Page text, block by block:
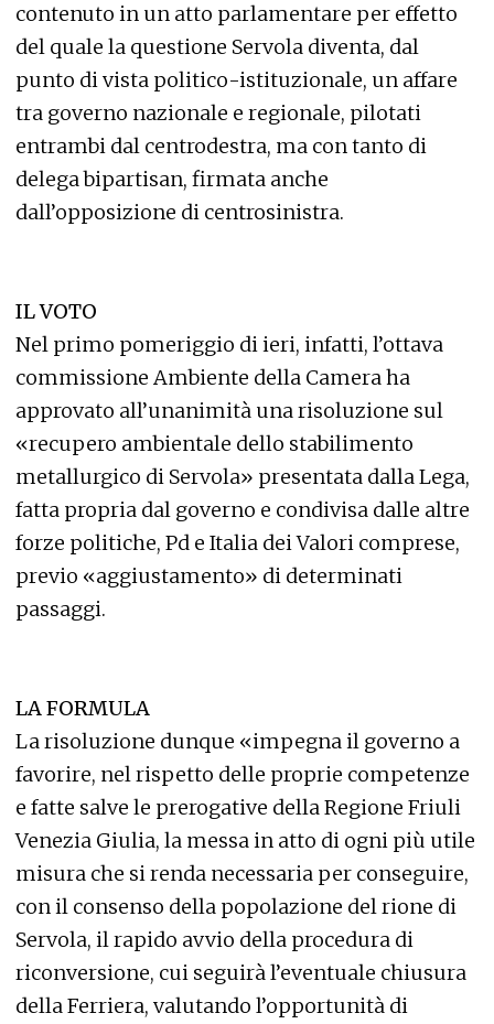
contenuto in un atto parlamentare per effetto
del quale la questione Servola diventa, dal
punto di vista politico-istituzionale, un affare
tra governo nazionale e regionale, pilotati
entrambi dal centrodestra, ma con tanto di
delega bipartisan, firmata anche
dall’opposizione di centrosinistra.
IL VOTO
Nel primo pomeriggio di ieri, infatti, l’ottava
commissione Ambiente della Camera ha
approvato all’unanimità una risoluzione sul
«recupero ambientale dello stabilimento
metallurgico di Servola» presentata dalla Lega,
fatta propria dal governo e condivisa dalle altre
forze politiche, Pd e Italia dei Valori comprese,
previo «aggiustamento» di determinati
passaggi.
LA FORMULA
La risoluzione dunque «impegna il governo a
favorire, nel rispetto delle proprie competenze
e fatte salve le prerogative della Regione Friuli
Venezia Giulia, la messa in atto di ogni più utile
misura che si renda necessaria per conseguire,
con il consenso della popolazione del rione di
Servola, il rapido avvio della procedura di
riconversione, cui seguirà l’eventuale chiusura
della Ferriera, valutando l’opportunità di